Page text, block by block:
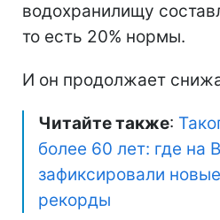
водохранилищу
то есть 20% нормы.
И он продолжает
Читайте также:
более 60 лет: где на
зафиксировали
рекорды